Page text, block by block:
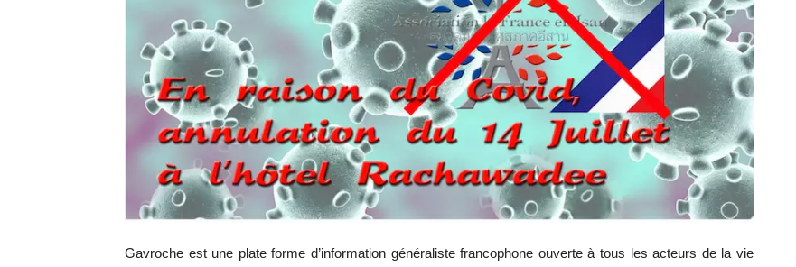
Gavroche est une plate forme d’information généraliste francophone ouverte à tous les acteurs de la vie